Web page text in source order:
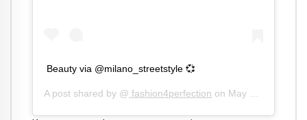
Beauty via @milano_streetstyle 💞
A post shared by @ fashion4perfection on May 17, 2020 at 11:39pm PDT